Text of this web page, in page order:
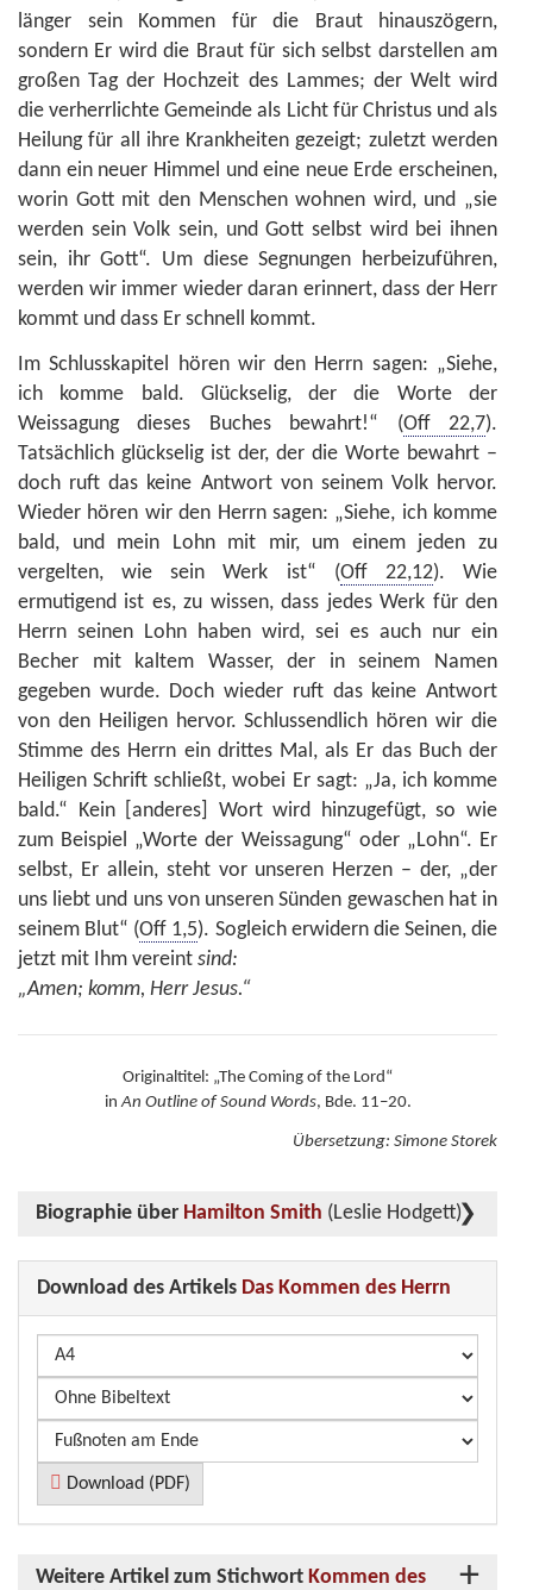
länger sein Kommen für die Braut hinauszögern,
sondern Er wird die Braut für sich selbst darstellen am
großen Tag der Hochzeit des Lammes; der Welt wird
die verherrlichte Gemeinde als Licht für Christus und als
Heilung für all ihre Krankheiten gezeigt; zuletzt werden
dann ein neuer Himmel und eine neue Erde erscheinen,
worin Gott mit den Menschen wohnen wird, und „sie
werden sein Volk sein, und Gott selbst wird bei ihnen
sein, ihr Gott“. Um diese Segnungen herbeizuführen,
werden wir immer wieder daran erinnert, dass der Herr
kommt und dass Er schnell kommt.
Im Schlusskapitel hören wir den Herrn sagen: „Siehe,
ich komme bald. Glückselig, der die Worte der
Weissagung dieses Buches bewahrt!“ (Off 22,7).
Tatsächlich glückselig ist der, der die Worte bewahrt –
doch ruft das keine Antwort von seinem Volk hervor.
Wieder hören wir den Herrn sagen: „Siehe, ich komme
bald, und mein Lohn mit mir, um einem jeden zu
vergelten, wie sein Werk ist“ (Off 22,12). Wie
ermutigend ist es, zu wissen, dass jedes Werk für den
Herrn seinen Lohn haben wird, sei es auch nur ein
Becher mit kaltem Wasser, der in seinem Namen
gegeben wurde. Doch wieder ruft das keine Antwort
von den Heiligen hervor. Schlussendlich hören wir die
Stimme des Herrn ein drittes Mal, als Er das Buch der
Heiligen Schrift schließt, wobei Er sagt: „Ja, ich komme
bald.“ Kein [anderes] Wort wird hinzugefügt, so wie
zum Beispiel „Worte der Weissagung“ oder „Lohn“. Er
selbst, Er allein, steht vor unseren Herzen – der, „der
uns liebt und uns von unseren Sünden gewaschen hat in
seinem Blut“ (Off 1,5). Sogleich erwidern die Seinen, die
jetzt mit Ihm vereint sind:
„Amen; komm, Herr Jesus.“
Originaltitel: „The Coming of the Lord“
inAn Outline of Sound Words, Bde. 11–20.
Übersetzung: Simone Storek
Biographie über Hamilton Smith (Leslie Hodgett)
Download des Artikels Das Kommen des Herrn
Download (PDF)
Weitere Artikel zum Stichwort Kommen des